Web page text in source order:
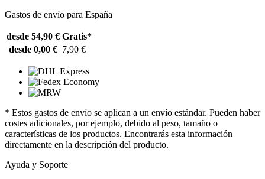
Gastos de envío para España
desde 54,90 € Gratis*
desde 0,00 € 7,90 €
* Estos gastos de envío se aplican a un envío estándar. Pueden haber
costes adicionales, por ejemplo, debido al peso, tamaño o
características de los productos. Encontrarás esta información
directamente en la descripción del producto.
Ayuda y Soporte